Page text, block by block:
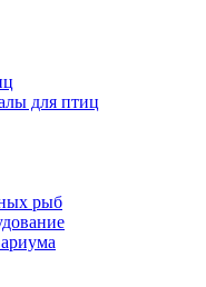
для птиц
рыб